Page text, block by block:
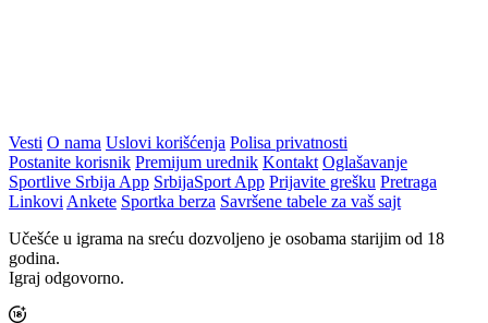
Vesti O nama Uslovi korišćenja Polisa privatnosti
Postanite korisnik Premijum urednik Kontakt Oglašavanje
Sportlive Srbija App SrbijaSport App Prijavite grešku Pretraga
Linkovi Ankete Sportka berza Savršene tabele za vaš sajt
Učešće u igrama na sreću dozvoljeno je osobama starijim od 18
godina.
Igraj odgovorno.